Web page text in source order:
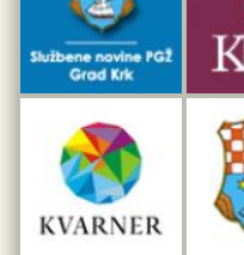
Interpretacijski centar